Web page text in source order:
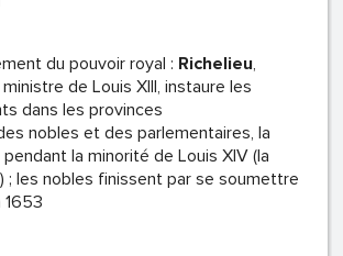
du pouvoir royal : Richelieu,
de Louis XIII, instaure les
dans les provinces
nobles et des parlementaires, la
pendant la minorité de Louis XIV (la
; les nobles finissent par se soumettre
1653